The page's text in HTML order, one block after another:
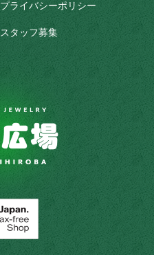
プライバシーポリシー
スタッフ募集